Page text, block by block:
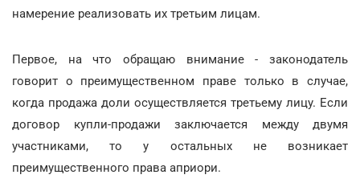
намерение реализовать их третьим лицам.
Первое, на что обращаю внимание - законодатель
говорит о преимущественном праве только в случае,
когда продажа доли осуществляется третьему лицу. Если
договор купли-продажи заключается между двумя
участниками, то у остальных не возникает
преимущественного права априори.